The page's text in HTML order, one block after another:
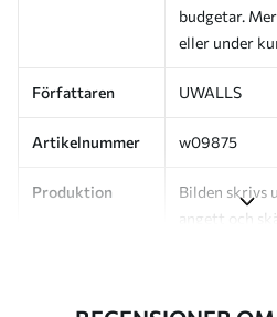
budgetar.
eller under
Författaren UWALLS
Artikelnummer w09875
Produktion
Bilden skrivs
angett och